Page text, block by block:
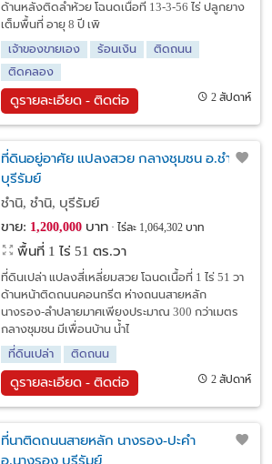
ด้านหลังติดลำห้วย โฉนดเนื้อที่ 13-3-56 ไร่ ปลูกยาง
เต็มพื้นที่ อายุ 8 ปี เพิ
เจ้าของขายเอง
ร้อนเงิน
ติดถนน
ติดคลอง
ดูรายละเอียด - ติดต่อ 2 สัปดาห์
ที่ดินอยู่อาศัย แปลงสวย กลางชุมชน อ.ชำนิ
บุรีรัมย์
ชำนิ, ชำนิ, บุรีรัมย์
ขาย: 1,200,000บาท ไร่ละ 1,064,302 บาท
พื้นที่ 1 ไร่ 51 ตร.วา
ที่ดินเปล่า แปลงสี่เหลี่ยมสวย โฉนดเนื้อที่ 1 ไร่ 51 วา
ด้านหน้าติดถนนคอนกรีต ห่างถนนสายหลัก
นางรอง-ลำปลายมาศเพียงประมาณ 300 กว่าเมตร
กลางชุมชน มีเพื่อนบ้าน น้ำไ
ที่ดินเปล่า
ติดถนน
ดูรายละเอียด - ติดต่อ 2 สัปดาห์
ที่นาติดถนนสายหลัก นางรอง-ปะคำ
อ.นางรอง บุรีรัมย์